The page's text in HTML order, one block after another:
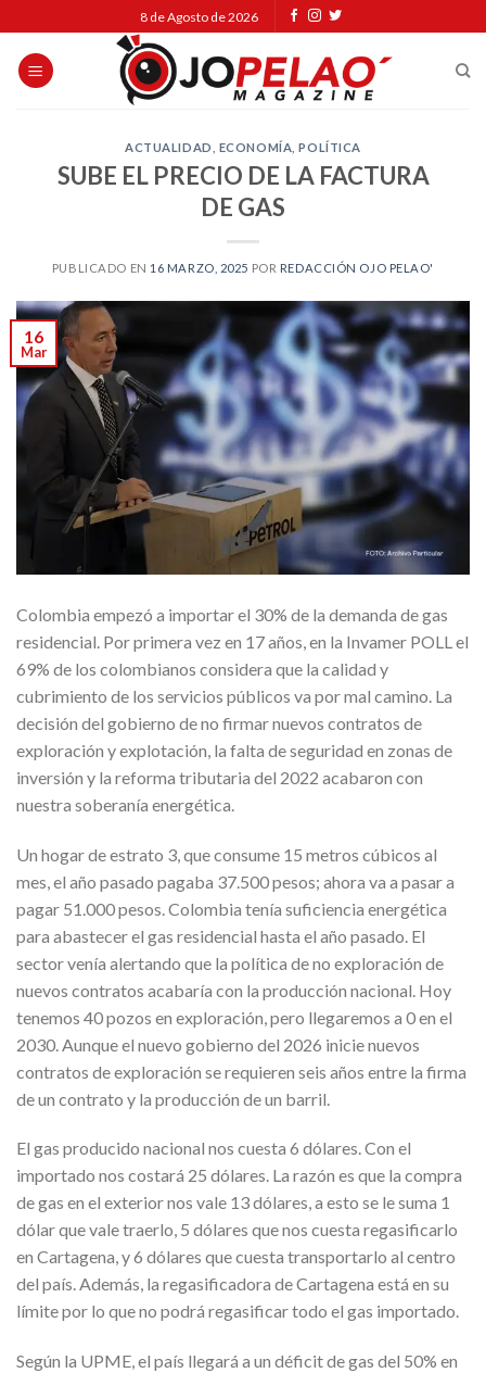
to
content
8 de Agosto de 2026
ACTUALIDAD ECONOMÍA ,POLÍTICA
SUBE EL PRECIO DE LA FACTURA
DE GAS
PUBLICADO EN 16 MARZO, 2025 POR REDACCIÓN OJO PELAO'
16
Mar
Colombia empezó a importar el 30% de la demanda de gas
residencial. Por primera vez en 17 años, en la Invamer POLL el
69% de los colombianos considera que la calidad y
cubrimiento de los servicios públicos va por mal camino. La
decisión del gobierno de no firmar nuevos contratos de
exploración y explotación, la falta de seguridad en zonas de
inversión y la reforma tributaria del 2022 acabaron con
nuestra soberanía energética.
Un hogar de estrato 3, que consume 15 metros cúbicos al
mes, el año pasado pagaba 37.500 pesos; ahora va a pasar a
pagar 51.000 pesos. Colombia tenía suficiencia energética
para abastecer el gas residencial hasta el año pasado. El
sector venía alertando que la política de no exploración de
nuevos contratos acabaría con la producción nacional. Hoy
tenemos 40 pozos en exploración, pero llegaremos a 0 en el
2030. Aunque el nuevo gobierno del 2026 inicie nuevos
contratos de exploración se requieren seis años entre la firma
de un contrato y la producción de un barril.
El gas producido nacional nos cuesta 6 dólares. Con el
importado nos costará 25 dólares. La razón es que la compra
de gas en el exterior nos vale 13 dólares, a esto se le suma 1
dólar que vale traerlo, 5 dólares que nos cuesta regasificarlo
en Cartagena, y 6 dólares que cuesta transportarlo al centro
del país. Además, la regasificadora de Cartagena está en su
límite por lo que no podrá regasificar todo el gas importado.
Según la UPME, el país llegará a un déficit de gas del 50% en